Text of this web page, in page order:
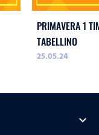
PRIMAVERA 1
TABELLINO
25.05.24
expand_more